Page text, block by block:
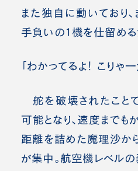
また独自に動いており
手負いの1機を仕留める
「わかってるよ！ こりゃ
舵を破壊されたこと
可能となり、速度までも
距離を詰めた魔理沙か
が集中。航空機レベル